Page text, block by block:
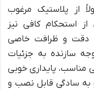
از پلاستیک مرغوب
استحکام کافی نیز
دقت و ظرافت خاصی
سازنده به جزئیات
مناسب، پایداری خوبی
و به سادگی قابل نصب و